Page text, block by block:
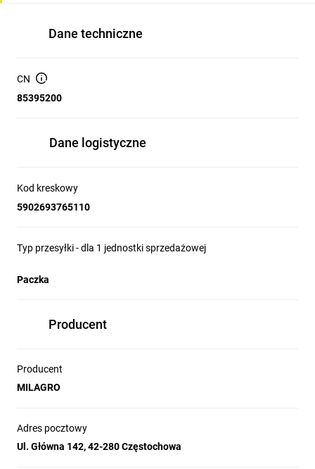
Szerokość klosza (cm):
IP:
Dane techniczne
CN
85395200
Dane logistyczne
Kod kreskowy
5902693765110
Typ przesyłki - dla 1 jednostki sprzedażowej
Paczka
Producent
Producent
MILAGRO
Adres pocztowy
Ul. Główna 142, 42-280 Częstochowa